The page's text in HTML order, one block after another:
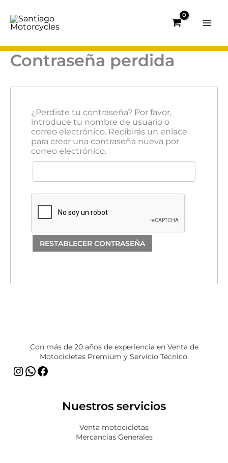
contenido
Contraseña perdida
¿Perdiste tu contraseña? Por favor,
introduce tu nombre de usuario o
correo electrónico. Recibirás un enlace
para crear una contraseña nueva por
correo electrónico.
RESTABLECER CONTRASEÑA
Con más de 20 años de experiencia en Venta de
Motocicletas Premium y Servicio Técnico.
Nuestros servicios
Venta motocicletas
Mercancías Generales